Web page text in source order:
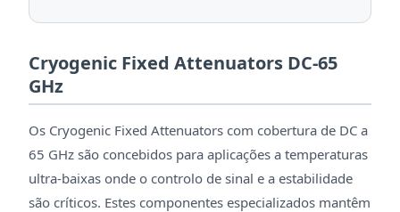
Cryogenic Fixed Attenuators DC-65
GHz
Os Cryogenic Fixed Attenuators com cobertura de DC a
65 GHz são concebidos para aplicações a temperaturas
ultra-baixas onde o controlo de sinal e a estabilidade
são críticos. Estes componentes especializados mantêm